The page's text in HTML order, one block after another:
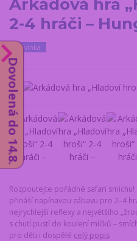
Arkádová hra
2-4 hráči –
Novinka
Rozpoutejte pořádné safari smíchu!
přináší napínavou zábavu pro 2–4
nejrychlejší reflexy a největšího
s chutí pustí do koulení míčků –
pro děti i dospělé celý popis
Dovolená do 14.8.